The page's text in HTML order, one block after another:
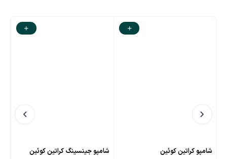
شامپو کراتین کوئین شامپو جینسینگ کراتین کوئین